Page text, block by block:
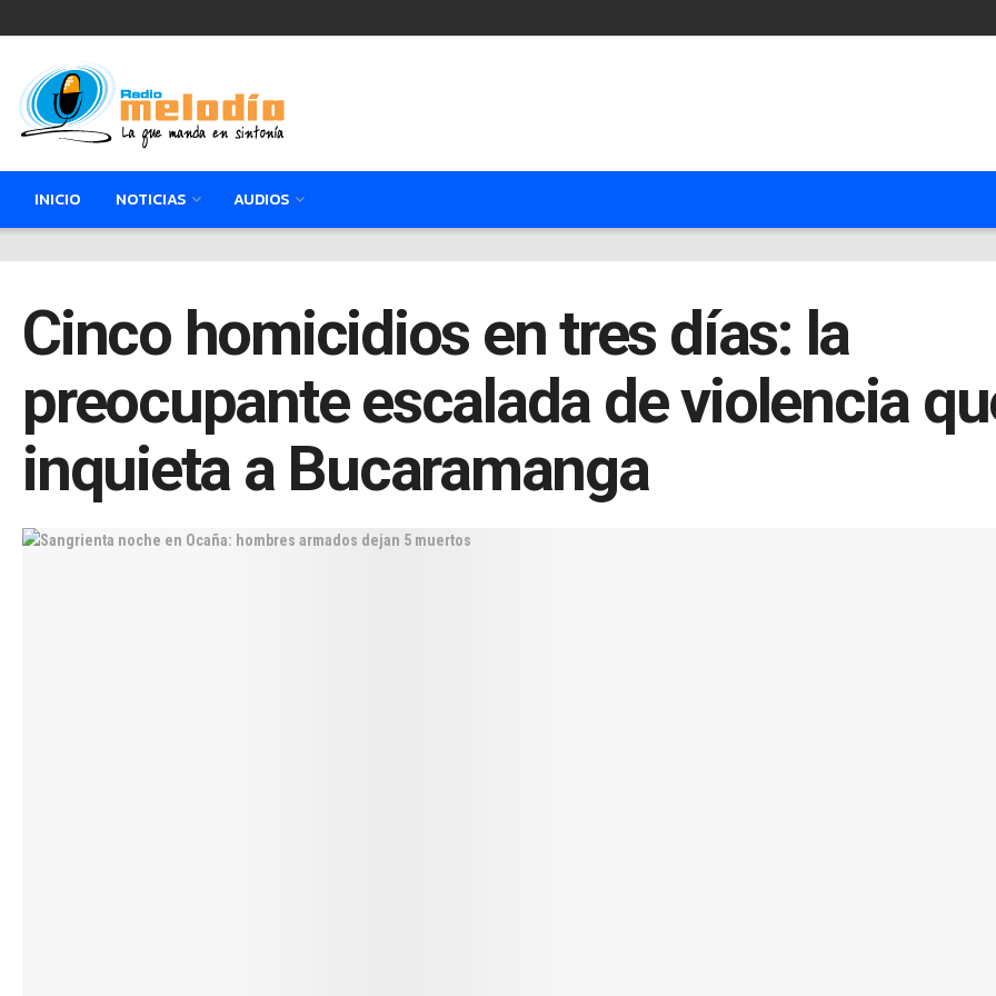
INICIO NOTICIAS AUDIOS
Cinco homicidios en tres días: la
preocupante escalada de violencia
inquieta a Bucaramanga